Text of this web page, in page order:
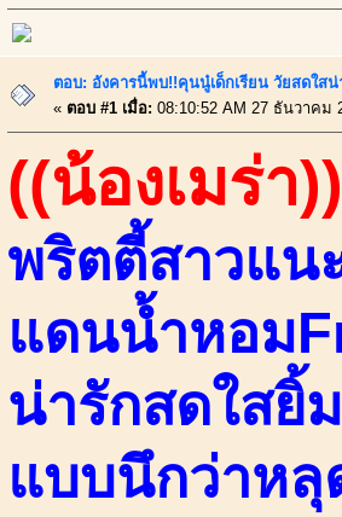
ตอบ: อังคารนี้พบ!!คุนนู๋เด็กเรียน วัยสดใส
« ตอบ #1 เมื่อ: 08:10:52 AM 27 ธันวาคม
((น้องเมร่า))
พริตตี้สาวแน
แดนน้ำหอม
น่ารักสดใสยิ้
แบบนึกว่าหลุ